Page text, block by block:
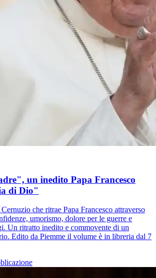
un inedito Papa Francesco
di Dio"
che ritrae Papa Francesco attraverso
umorismo, dolore per le guerre e
Un ritratto inedito e commovente di un
Edito da Piemme il volume è in libreria dal 7